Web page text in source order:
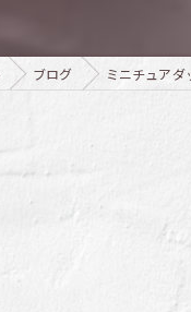
ブログ ミニチュア